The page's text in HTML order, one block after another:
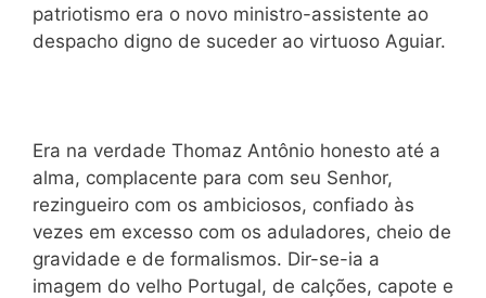
patriotismo era o novo ministro-assistente ao
despacho digno de suceder ao virtuoso Aguiar.
Era na verdade Thomaz Antônio honesto até a
alma, complacente para com seu Senhor,
rezingueiro com os ambiciosos, confiado às
vezes em excesso com os aduladores, cheio de
gravidade e de formalismos. Dir-se-ia a
imagem do velho Portugal, de calções, capote e